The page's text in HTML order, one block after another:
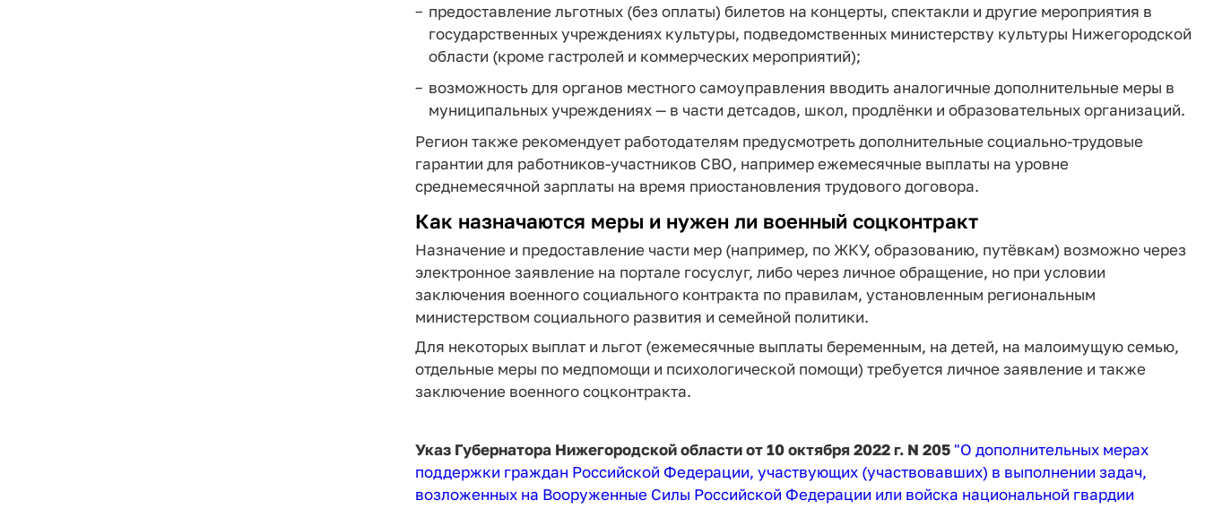
предоставление льготных (без оплаты) билетов на концерты, спектакли и другие мероприятия в
государственных учреждениях культуры, подведомственных министерству культуры Нижегородской
области (кроме гастролей и коммерческих мероприятий);
возможность для органов местного самоуправления вводить аналогичные дополнительные меры в
муниципальных учреждениях — в части детсадов, школ, продлёнки и образовательных организаций.
Регион также рекомендует работодателям предусмотреть дополнительные социально‑трудовые
гарантии для работников‑участников СВО, например ежемесячные выплаты на уровне
среднемесячной зарплаты на время приостановления трудового договора.
Как назначаются меры и нужен ли военный соцконтракт
Назначение и предоставление части мер (например, по ЖКУ, образованию, путёвкам) возможно через
электронное заявление на портале госуслуг, либо через личное обращение, но при условии
заключения военного социального контракта по правилам, установленным региональным
министерством социального развития и семейной политики.
Для некоторых выплат и льгот (ежемесячные выплаты беременным, на детей, на малоимущую семью,
отдельные меры по медпомощи и психологической помощи) требуется личное заявление и также
заключение военного соцконтракта.
Указ Губернатора Нижегородской области от 10 октября 2022 г. N 205 "О дополнительных мерах
поддержки граждан Российской Федерации, участвующих (участвовавших) в выполнении задач,
возложенных на Вооруженные Силы Российской Федерации или войска национальной гвардии